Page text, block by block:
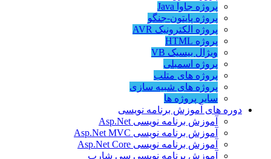
پروژه جاوا Java
پروژه پایتون-جنگو
پروژه الکترونیک AVR
پروژه HTML
ویژال بیسیک VB
پروژه اسمبلی
پروژه های متلب
پروژه های شبیه سازی
سایر پروژه ها
دوره های آموزش برنامه نویسی
آموزش برنامه نویسی Asp.Net
آموزش برنامه نویسی Asp.Net MVC
آموزش برنامه نویسی Asp.Net Core
آموزش برنامه نویسی سی شارپ